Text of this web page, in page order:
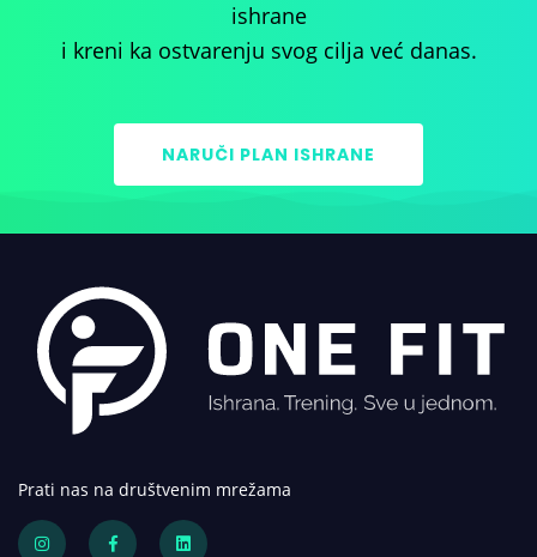
ishrane
i kreni ka ostvarenju svog cilja već danas.
NARUČI PLAN ISHRANE
Prati nas na društvenim mrežama